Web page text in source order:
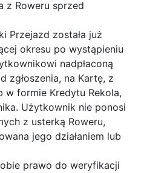
z Roweru sprzed
Przejazd została już
okresu po wystąpieniu
nadpłaconą
zgłoszenia, na Kartę, z
w formie Kredytu Rekola,
Użytkownik nie ponosi
z usterką Roweru,
jego działaniem lub
prawo do weryfikacji